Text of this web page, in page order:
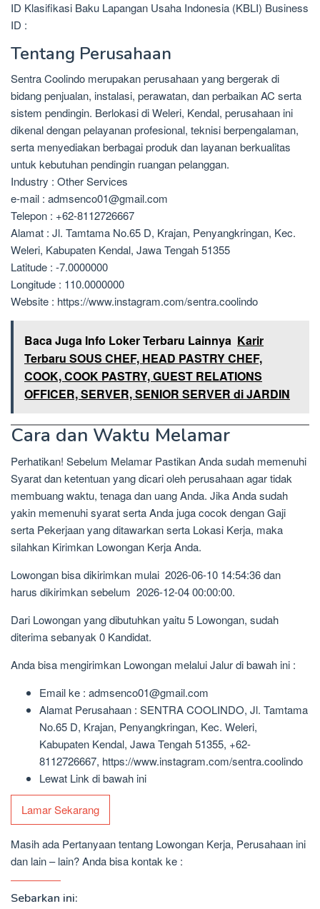
ID Klasifikasi Baku Lapangan Usaha Indonesia (KBLI) Business
ID :
Tentang Perusahaan
Sentra Coolindo merupakan perusahaan yang bergerak di
bidang penjualan, instalasi, perawatan, dan perbaikan AC serta
sistem pendingin. Berlokasi di Weleri, Kendal, perusahaan ini
dikenal dengan pelayanan profesional, teknisi berpengalaman,
serta menyediakan berbagai produk dan layanan berkualitas
untuk kebutuhan pendingin ruangan pelanggan.
Industry : Other Services
e-mail : admsenco01@gmail.com
Telepon : +62-8112726667
Alamat : Jl. Tamtama No.65 D, Krajan, Penyangkringan, Kec.
Weleri, Kabupaten Kendal, Jawa Tengah 51355
Latitude : -7.0000000
Longitude : 110.0000000
Website : https://www.instagram.com/sentra.coolindo
Baca Juga Info Loker Terbaru Lainnya Karir
Terbaru SOUS CHEF, HEAD PASTRY CHEF,
COOK, COOK PASTRY, GUEST RELATIONS
OFFICER, SERVER, SENIOR SERVER di JARDIN
Cara dan Waktu Melamar
Perhatikan! Sebelum Melamar Pastikan Anda sudah memenuhi
Syarat dan ketentuan yang dicari oleh perusahaan agar tidak
membuang waktu, tenaga dan uang Anda. Jika Anda sudah
yakin memenuhi syarat serta Anda juga cocok dengan Gaji
serta Pekerjaan yang ditawarkan serta Lokasi Kerja, maka
silahkan Kirimkan Lowongan Kerja Anda.
Lowongan bisa dikirimkan mulai 2026-06-10 14:54:36 dan
harus dikirimkan sebelum 2026-12-04 00:00:00.
Dari Lowongan yang dibutuhkan yaitu 5 Lowongan, sudah
diterima sebanyak 0 Kandidat.
Anda bisa mengirimkan Lowongan melalui Jalur di bawah ini :
Email ke : admsenco01@gmail.com
Alamat Perusahaan : SENTRA COOLINDO, Jl. Tamtama
No.65 D, Krajan, Penyangkringan, Kec. Weleri,
Kabupaten Kendal, Jawa Tengah 51355, +62-
8112726667, https://www.instagram.com/sentra.coolindo
Lewat Link di bawah ini
Lamar Sekarang
Masih ada Pertanyaan tentang Lowongan Kerja, Perusahaan ini
dan lain – lain? Anda bisa kontak ke :
Sebarkan ini: